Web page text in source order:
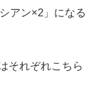
アン×2」になる
それぞれこちら